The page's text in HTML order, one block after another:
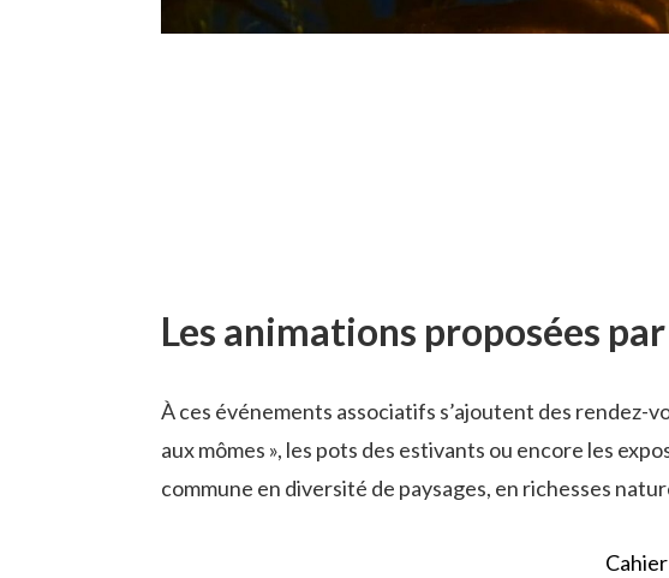
Les animations proposées
À ces événements associatifs s’ajoutent des rendez-
aux mômes », les pots des estivants ou encore les
commune en diversité de paysages, en richesses